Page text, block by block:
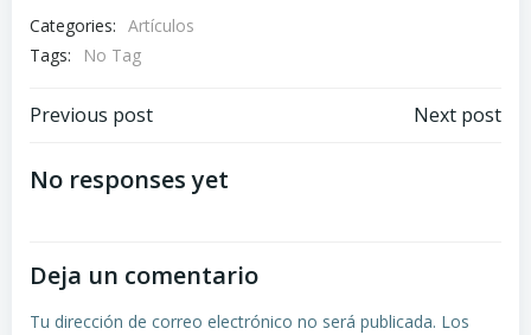
Categories: Artículos
Tags:
No Tag
Navegación
de
Previous post
Navegación
Next post
No responses yet
Deja un comentario
Tu dirección de correo electrónico no será publicada. Los